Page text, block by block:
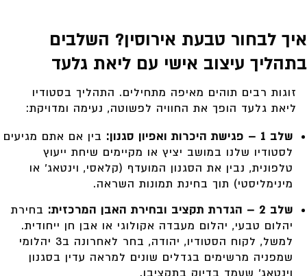
איך לבחור טבעת אירוסין? השלבים
בתהליך עיצוב אישי עם ליאת גלעד
זוגות רבים תוהים מאיפה מתחילים. התהליך בסטודיו
ליאת גלעד הופך את החוויה לפשוטה, נעימה ומדויקת:
שלב 1 – פגישת היכרות ואפיון סגנון:
בין אם אתם מגיעים
לסטודיו שלנו במושב יציץ או מקיימים שיחת ייעוץ
טלפונית, נבין את הסגנון המועדף (קלאסי, וינטאג’ או
מינימליסטי) תוך בחינת תמונות השראה.
שלב 2 – הגדרת תקציב ובחירת האבן המרכזית:
בחירת
יהלום טבעי, יהלום מעבדה אקולוגי או אבן חן ייחודית.
למשל, לקוח הסטודיו, יהודה, בחר לאחרונה ב3 יהלומי
שמפניה מרשימים בגדלים שונים למראה עדין בסגנון